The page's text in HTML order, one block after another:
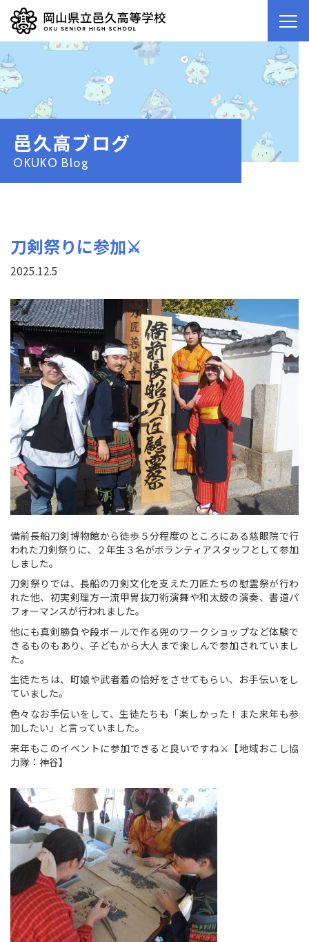
邑久高ブログ
OKUKO Blog
刀剣祭りに参加⚔
2025.12.5
備前長船刀剣博物館から徒歩５分程度のところにある慈眼院で行
われた刀剣祭りに、２年生３名がボランティアスタッフとして参加
しました。
刀剣祭りでは、長船の刀剣文化を支えた刀匠たちの慰霊祭が行わ
れた他、初実剣理方一流甲冑抜刀術演舞や和太鼓の演奏、書道パ
フォーマンスが行われました。
他にも真剣勝負や段ボールで作る兜のワークショップなど体験で
きるものもあり、子どもから大人まで楽しんで参加されていまし
た。
生徒たちは、町娘や武者着の恰好をさせてもらい、お手伝いをし
ていました。
色々なお手伝いをして、生徒たちも「楽しかった！また来年も参
加したい」と言っていました。
来年もこのイベントに参加できると良いですね⚔【地域おこし協
力隊：神谷】